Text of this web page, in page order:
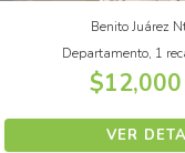
Gran San Pedro Cholul, Mérida
Casa, 2 recámaras, 1 baño
$2,750,000 MXN
VER DETALLES